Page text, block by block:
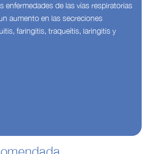
enfermedades de las vías respiratorias
aumento en las secreciones
faringitis, traqueítis, laringitis y